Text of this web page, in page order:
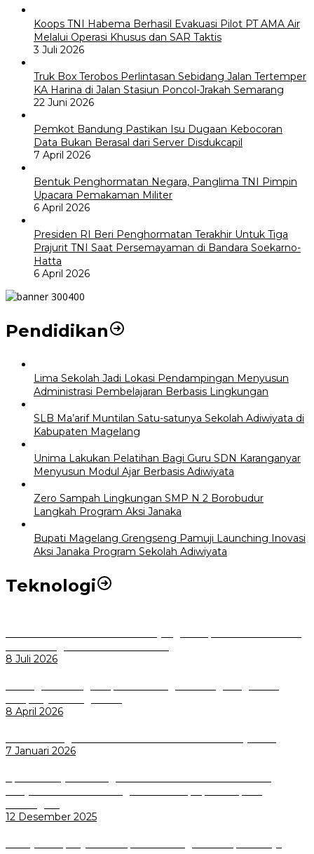
Koops TNI Habema Berhasil Evakuasi Pilot PT AMA Air
Melalui Operasi Khusus dan SAR Taktis
3 Juli 2026
Truk Box Terobos Perlintasan Sebidang Jalan Tertemper
KA Harina di Jalan Stasiun Poncol-Jrakah Semarang
22 Juni 2026
Pemkot Bandung Pastikan Isu Dugaan Kebocoran
Data Bukan Berasal dari Server Disdukcapil
7 April 2026
Bentuk Penghormatan Negara, Panglima TNI Pimpin
Upacara Pemakaman Militer
6 April 2026
Presiden RI Beri Penghormatan Terakhir Untuk Tiga
Prajurit TNI Saat Persemayaman di Bandara Soekarno-
Hatta
6 April 2026
Pendidikan
Lima Sekolah Jadi Lokasi Pendampingan Menyusun
Administrasi Pembelajaran Berbasis Lingkungan
SLB Ma’arif Muntilan Satu-satunya Sekolah Adiwiyata di
Kabupaten Magelang
Unima Lakukan Pelatihan Bagi Guru SDN Karanganyar
Menyusun Modul Ajar Berbasis Adiwiyata
Zero Sampah Lingkungan SMP N 2 Borobudur
Langkah Program Aksi Janaka
Bupati Magelang Grengseng Pamuji Launching Inovasi
Aksi Janaka Program Sekolah Adiwiyata
Teknologi
8 Juli 2026
8 April 2026
7 Januari 2026
12 Desember 2025